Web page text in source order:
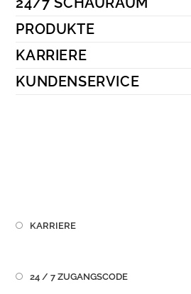
PRODUKTE
KARRIERE
KUNDENSERVICE
KARRIERE
24 / 7 ZUGANGSCODE